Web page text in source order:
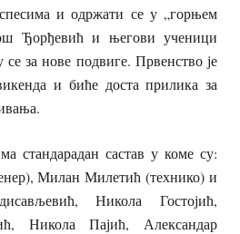
и одржати се у „горњем
Ђорђевић и његови ученици
се за нове подвиге. Првенство је
и биће доста прилика за
стандарадан састав у коме су:
Милан Милетић (технико) и
Никола Гостојић,
Никола Пајић, Александар